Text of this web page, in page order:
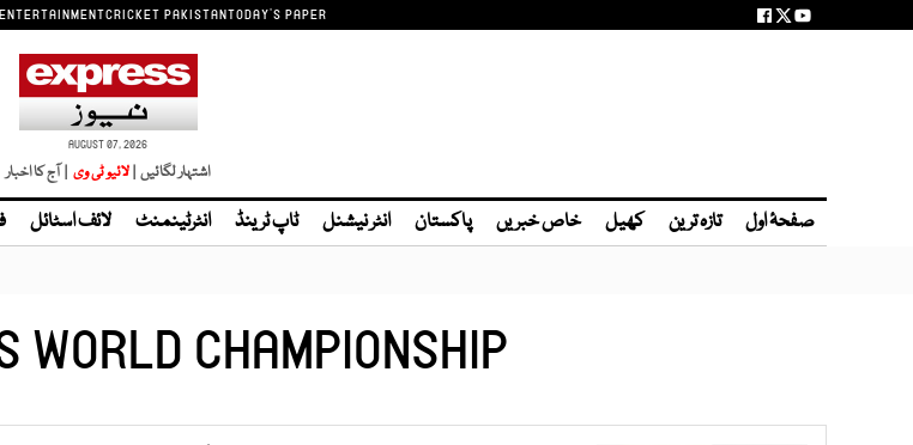
CRICKET PAKISTANTODAY'S PAPER
AUGUST 07, 2026
اشتہار لگائیں | | آج کا اخبار
صفحۂ اول تازہ ترین کھیل خاص خبریں پاکستان انٹر نیشنل ٹاپ ٹرینڈ انٹرٹینمنٹ لائف اسٹائل
CHAMPIONSHIP